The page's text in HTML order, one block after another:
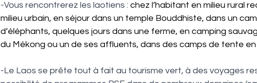
-Vous rencontrerez les laotiens : chez l’habitant en milieu rural
milieu urbain, en séjour dans un temple Bouddhiste, dans un
d’éléphants, quelques jours dans une ferme, en camping
du Mékong ou un de ses affluents, dans des camps de tente
-Le Laos se prête tout à fait au tourisme vert, à des voyages